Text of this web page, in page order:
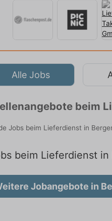
Alle Jobs
beim
Jobs beim Lieferdienst in
beim Lieferdienst
Jobangebote in